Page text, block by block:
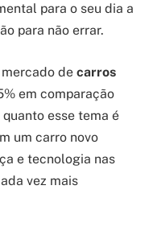
para o seu dia a
para não errar.
de carros
em comparação
esse tema é
um carro novo
e tecnologia nas
vez mais